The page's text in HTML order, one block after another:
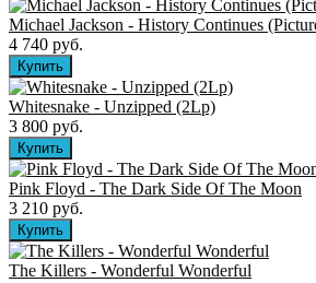
Michael Jackson - History Continues
4 740 руб.
Whitesnake - Unzipped (2Lp)
3 800 руб.
Pink Floyd - The Dark Side Of The Moon
3 210 руб.
The Killers ‎- Wonderful Wonderful